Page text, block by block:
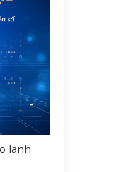
lãnh